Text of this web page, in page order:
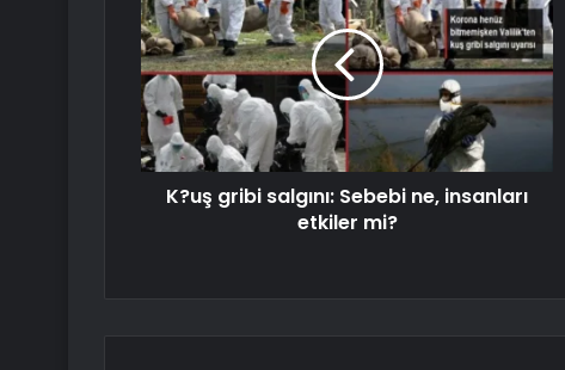
K?uş gribi salgını: Sebebi ne, insanları
etkiler mi?